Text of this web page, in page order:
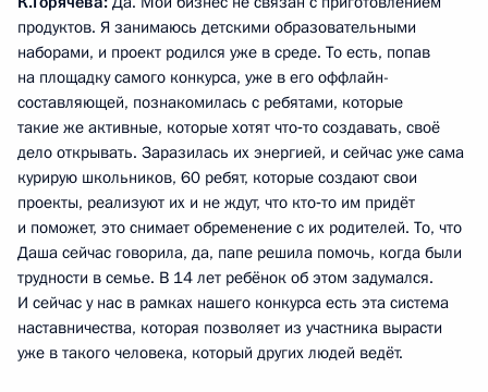
продуктов. Я занимаюсь детскими образовательными
наборами, и проект родился уже в среде. То есть, попав
на площадку самого конкурса, уже в его оффлайн-
составляющей, познакомилась с ребятами, которые
такие же активные, которые хотят что‑то создавать, своё
дело открывать. Заразилась их энергией, и сейчас уже сама
курирую школьников, 60 ребят, которые создают свои
проекты, реализуют их и не ждут, что кто‑то им придёт
и поможет, это снимает обременение с их родителей. То, что
Даша сейчас говорила, да, папе решила помочь, когда были
трудности в семье. В 14 лет ребёнок об этом задумался.
И сейчас у нас в рамках нашего конкурса есть эта система
наставничества, которая позволяет из участника вырасти
уже в такого человека, который других людей ведёт.